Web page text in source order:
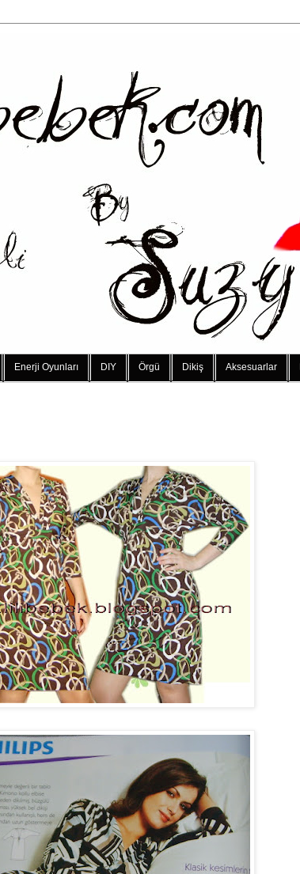
Enerji Oyunları DIY Örgü Dikiş Aksesuarlar